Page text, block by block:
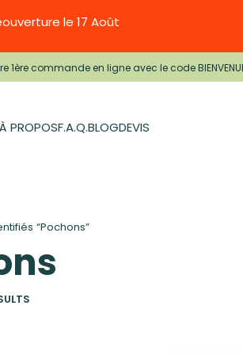
le 17 Août
1ère commande en ligne avec le code
À PROPOSF.A.Q.BLOGDEVIS
“Pochons”